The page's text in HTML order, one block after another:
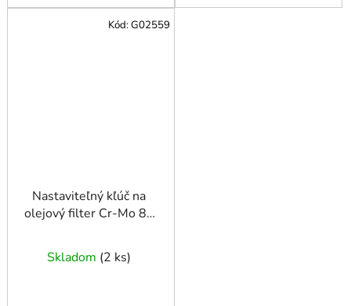
Nastaviteľný kľúč na
olejový filter Cr-Mo 80
Skladom (2 ks)
Kód:G02559